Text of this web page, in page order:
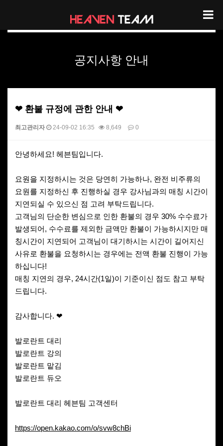
헤븐팀 공지사항 안내
공지사항 안내
❤ 환불 규정에 관한 안내 ❤
최고관리자 24-09-02 16:35 8,649 0
본문
안녕하세요! 헤븐팀입니다.
요원을 지정하시는 것은 당연히 가능하나, 완전 비주류의
요원를 지정하신 후 진행하실 경우 강사님과의 매칭 시간이
지연되실 수 있으신 점 고려 부탁드립니다.
고객님의 단순한 변심으로 인한 환불의 경우 30% 수수료가
발생되어, 수수료를 제외한 금액만 환불이 가능하시지만 매
칭시간이 지연되어 고객님이 대기하시는 시간이 길어지신
사유로 환불을 요청하시는 경우에는 전액 환불 진행이 가능
하십니다!
매칭 지연의 경우, 24시간(1일)이 기준이신 점도 참고 부탁
드립니다.
감사합니다. ❤
발로란트 대리
발로란트 강의
발로란트 맡김
발로란트 듀오
발로란트 대리 헤븐팀 고객센터
https://open.kakao.com/o/svw8chBi